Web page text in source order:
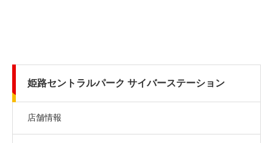
姫路セントラルパーク サイバーステーション
店舗情報